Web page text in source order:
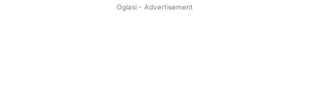
Oglasi - Advertisement